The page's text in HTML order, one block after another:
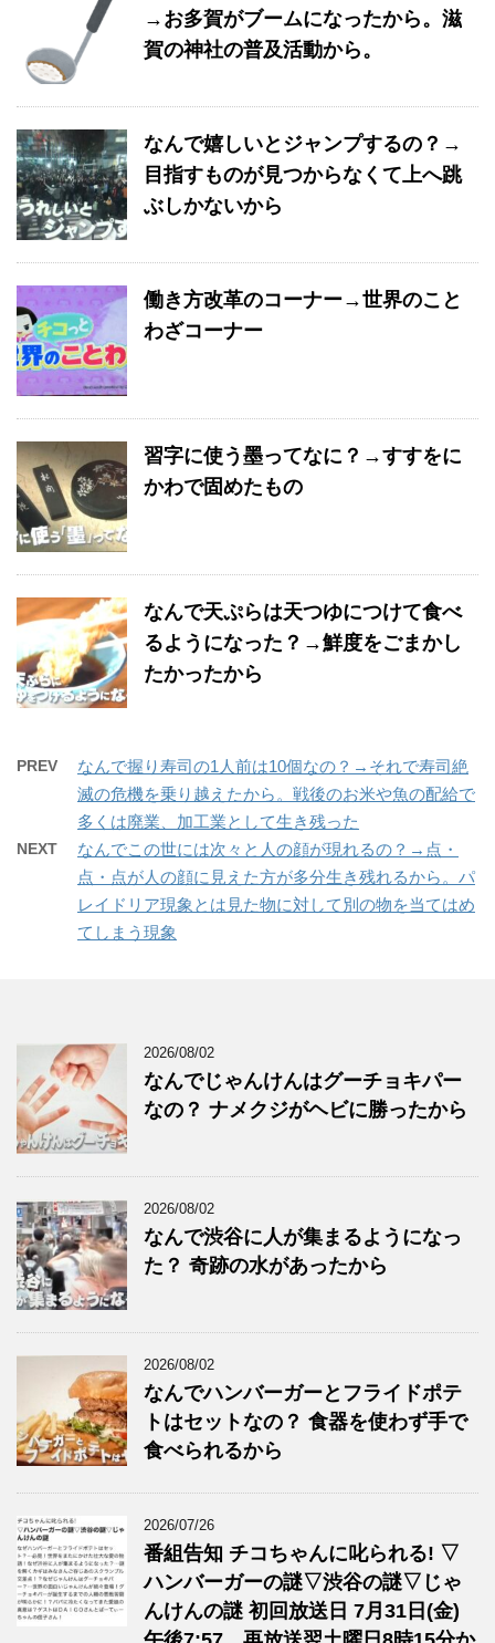
→お多賀がブームになったから。滋
賀の神社の普及活動から。
なんで嬉しいとジャンプするの？→
目指すものが見つからなくて上へ跳
ぶしかないから
働き方改革のコーナー→世界のこと
わざコーナー
習字に使う墨ってなに？→すすをに
かわで固めたもの
なんで天ぷらは天つゆにつけて食べ
るようになった？→鮮度をごまかし
たかったから
PREV
なんで握り寿司の1人前は10個なの？→それで寿司絶
滅の危機を乗り越えたから。戦後のお米や魚の配給で
多くは廃業、加工業として生き残った
NEXT
なんでこの世には次々と人の顔が現れるの？→点・
点・点が人の顔に見えた方が多分生き残れるから。パ
レイドリア現象とは見た物に対して別の物を当てはめ
てしまう現象
2026/08/02
なんでじゃんけんはグーチョキパー
なの？ ナメクジがヘビに勝ったから
2026/08/02
なんで渋谷に人が集まるようになっ
た？ 奇跡の水があったから
2026/08/02
なんでハンバーガーとフライドポテ
トはセットなの？ 食器を使わず手で
食べられるから
2026/07/26
番組告知 チコちゃんに叱られる! ▽
ハンバーガーの謎▽渋谷の謎▽じゃ
んけんの謎 初回放送日 7月31日(金)